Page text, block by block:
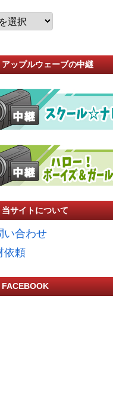
アップルウェーブの中継
当サイトについて
い合わせ
依頼
FACEBOOK